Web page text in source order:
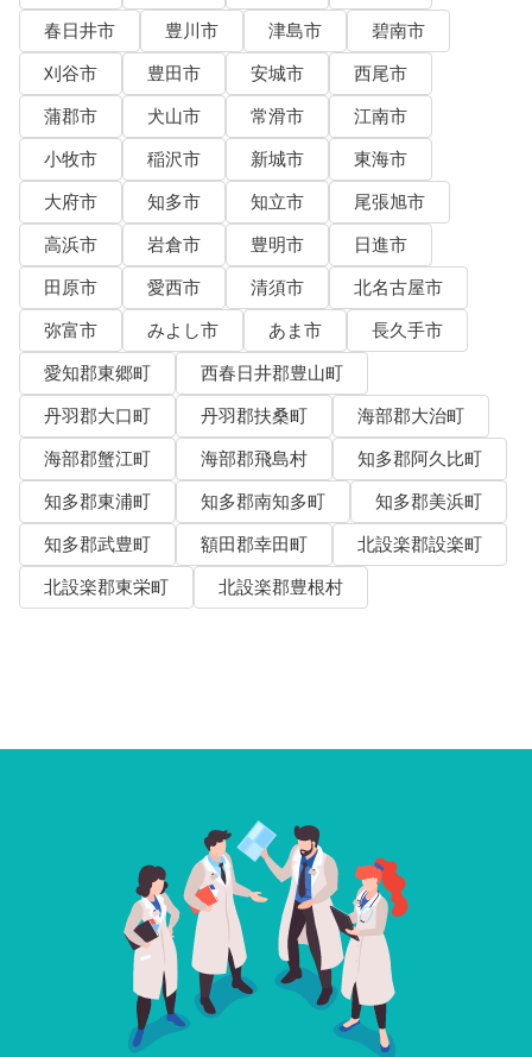
春日井市
豊川市 津島市
碧南市
刈谷市
豊田市 安城市
西尾市
蒲郡市
犬山市 常滑市
江南市
小牧市
稲沢市 新城市
東海市
大府市
知多市 知立市
尾張旭市
高浜市
岩倉市 豊明市
日進市
田原市
愛西市 清須市
北名古屋市
弥富市
みよし市 あま市
長久手市
愛知郡東郷町
西春日井郡豊山町
丹羽郡大口町
丹羽郡扶桑町
海部郡大治町
海部郡蟹江町
海部郡飛島村
知多郡阿久比町
知多郡東浦町
知多郡南知多町
知多郡美浜町
知多郡武豊町
額田郡幸田町
北設楽郡設楽町
北設楽郡東栄町
北設楽郡豊根村